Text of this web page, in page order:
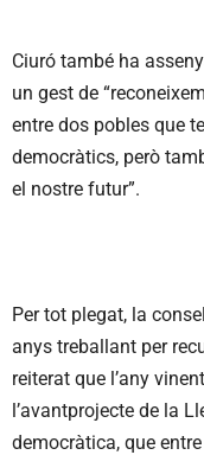
Ciuró també ha
un gest de
entre dos pobles que
democràtics, però
el nostre futur”.
Per tot plegat, la
anys treballant per
reiterat que l’any
l’avantprojecte de la
democràtica, que